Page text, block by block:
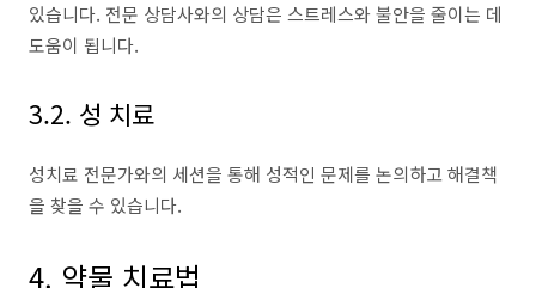
있습니다. 전문 상담사와의 상담은 스트레스와 불안을 줄이는 데
도움이 됩니다.
3.2. 성 치료
성치료 전문가와의 세션을 통해 성적인 문제를 논의하고 해결책
을 찾을 수 있습니다.
4. 약물 치료법